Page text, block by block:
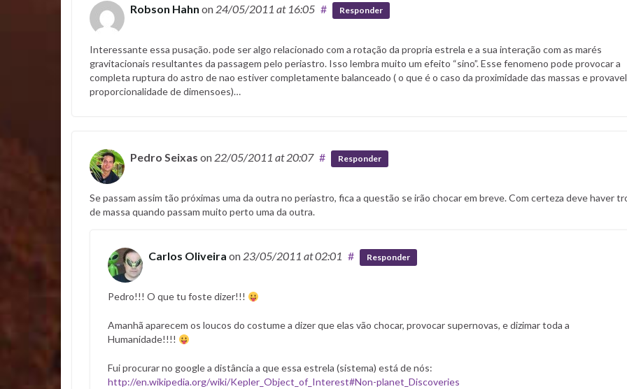
Robson Hahn on 24/05/2011 at 16:05 # Responder
Interessante essa pusação. pode ser algo relacionado com a rotação da propria estrela e a sua interação com as marés
gravitacionais resultantes da passagem pelo periastro. Isso lembra muito um efeito “sino”. Esse fenomeno pode provocar a
completa ruptura do astro de nao estiver completamente balanceado ( o que é o caso da proximidade das massas e provavel
proporcionalidade de dimensoes)…
Pedro Seixas on 22/05/2011 at 20:07 # Responder
Se passam assim tão próximas uma da outra no periastro, fica a questão se irão chocar em breve. Com certeza deve haver
de massa quando passam muito perto uma da outra.
Carlos Oliveira on 23/05/2011 at 02:01 # Responder
Pedro!!! O que tu foste dizer!!!
Amanhã aparecem os loucos do costume a dizer que elas vão chocar, provocar supernovas, e dizimar toda a
Humanidade!!!!
Fui procurar no google a distância a que essa estrela (sistema) está de nós:
http://en.wikipedia.org/wiki/Kepler_Object_of_Interest#Non-planet_Discoveries